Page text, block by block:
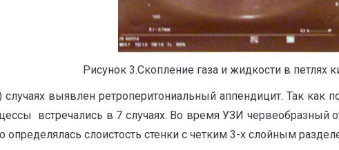
Рисунок 3.Скопление газа и жидкости в петлях
случаях выявлен ретроперитониальный аппендицит. Так как
встречались в 7 случаях. Во время УЗИ
определялась слоистость стенки с четким 3-х слойным